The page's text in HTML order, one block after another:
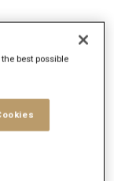
best possible